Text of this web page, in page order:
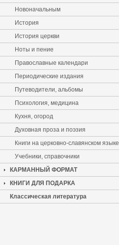
Новоначальным
История
История церкви
Ноты и пение
Православные календари
Периодические издания
Путеводители, альбомы
Психология, медицина
Кухня, огород
Духовная проза и поэзия
Книги на церковно-славянском языке
Учебники, справочники
КАРМАННЫЙ ФОРМАТ
КНИГИ ДЛЯ ПОДАРКА
Классическая литература